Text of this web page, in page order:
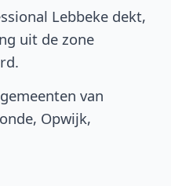
Lebbeke dekt,
uit de zone
van
Opwijk,